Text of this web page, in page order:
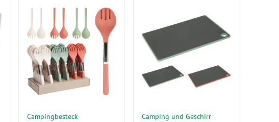
Campingbesteck Camping und Geschirr